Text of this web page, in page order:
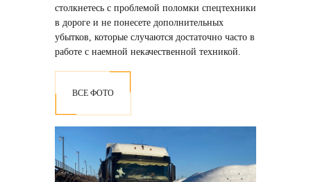
столкнетесь с проблемой поломки спецтехники
в дороге и не понесете дополнительных
убытков, которые случаются достаточно часто в
работе с наемной некачественной техникой.
ВСЕ ФОТО